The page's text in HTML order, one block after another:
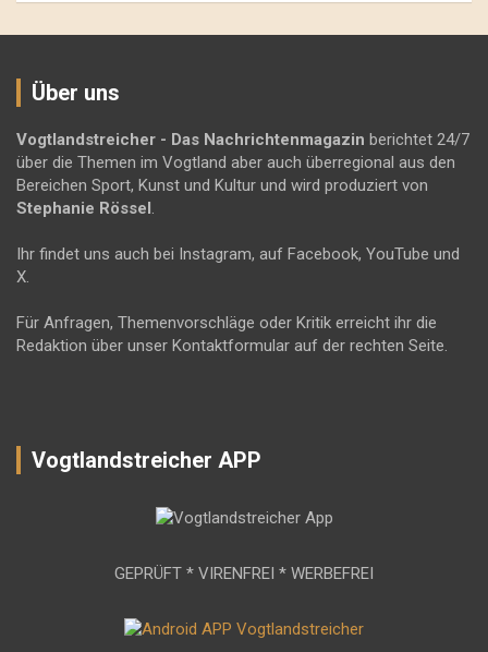
Über uns
Vogtlandstreicher - Das Nachrichtenmagazin berichtet 24/7
über die Themen im Vogtland aber auch überregional aus den
Bereichen Sport, Kunst und Kultur und wird produziert von
Stephanie Rössel .
Ihr findet uns auch bei Instagram, auf Facebook, YouTube und
X.
Für Anfragen, Themenvorschläge oder Kritik erreicht ihr die
Redaktion über unser Kontaktformular auf der rechten Seite.
Vogtlandstreicher APP
GEPRÜFT * VIRENFREI * WERBEFREI